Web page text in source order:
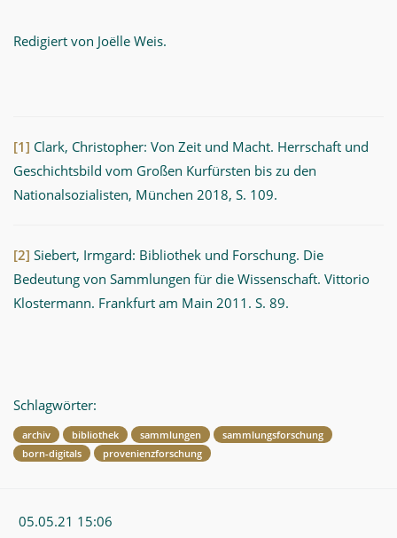
Redigiert von Joëlle Weis.
[1] Clark, Christopher: Von Zeit und Macht. Herrschaft und
Geschichtsbild vom Großen Kurfürsten bis zu den
Nationalsozialisten, München 2018, S. 109.
[2] Siebert, Irmgard: Bibliothek und Forschung. Die
Bedeutung von Sammlungen für die Wissenschaft. Vittorio
Klostermann. Frankfurt am Main 2011. S. 89.
Schlagwörter:
archiv bibliothek sammlungen
sammlungsforschung
born-digitals
provenienzforschung
05.05.21 15:06